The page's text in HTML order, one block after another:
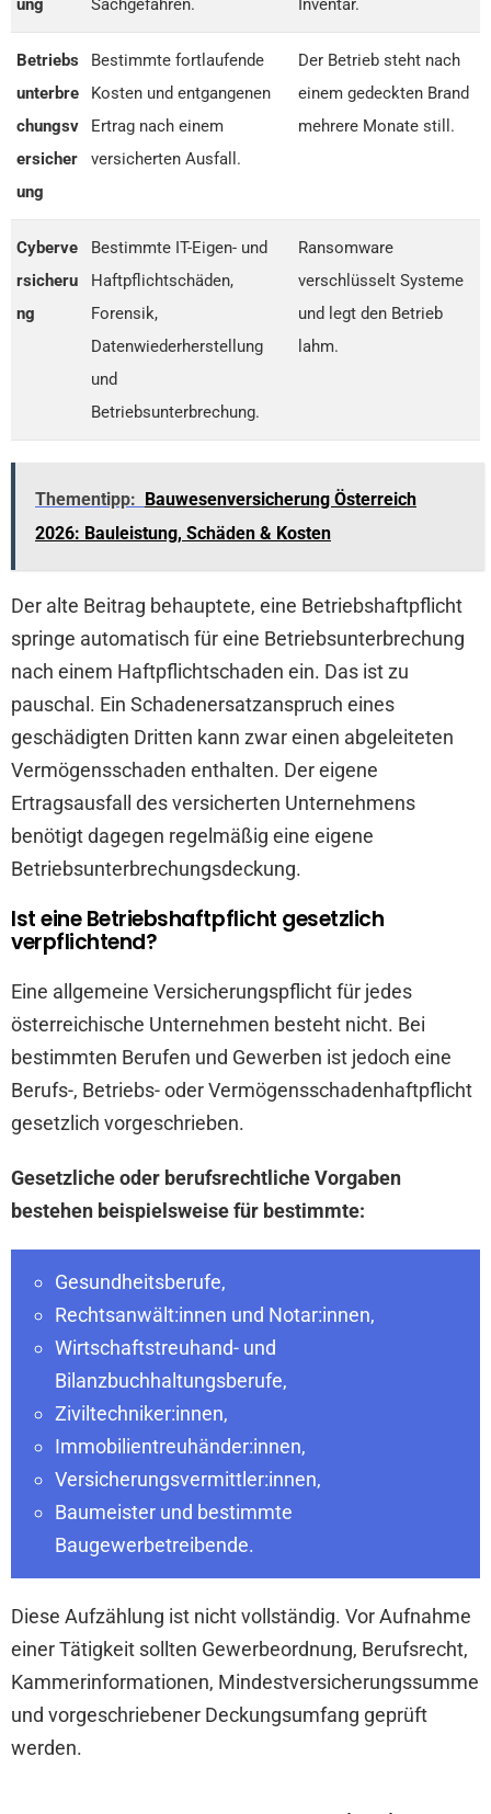
ung
Sachgefahren.
Inventar.
Betriebs
unterbre
chungsv
ersicher
ung
Bestimmte fortlaufende
Kosten und entgangenen
Ertrag nach einem
versicherten Ausfall.
Der Betrieb steht nach
einem gedeckten Brand
mehrere Monate still.
Cyberve
rsicheru
ng
Bestimmte IT-Eigen- und
Haftpflichtschäden,
Forensik,
Datenwiederherstellung
und
Betriebsunterbrechung.
Ransomware
verschlüsselt Systeme
und legt den Betrieb
lahm.
Thementipp: Bauwesenversicherung Österreich
2026: Bauleistung, Schäden & Kosten
Der alte Beitrag behauptete, eine Betriebshaftpflicht
springe automatisch für eine Betriebsunterbrechung
nach einem Haftpflichtschaden ein. Das ist zu
pauschal. Ein Schadenersatzanspruch eines
geschädigten Dritten kann zwar einen abgeleiteten
Vermögensschaden enthalten. Der eigene
Ertragsausfall des versicherten Unternehmens
benötigt dagegen regelmäßig eine eigene
Betriebsunterbrechungsdeckung.
Ist eine Betriebshaftpflicht gesetzlich
verpflichtend?
Eine allgemeine Versicherungspflicht für jedes
österreichische Unternehmen besteht nicht. Bei
bestimmten Berufen und Gewerben ist jedoch eine
Berufs-, Betriebs- oder Vermögensschadenhaftpflicht
gesetzlich vorgeschrieben.
Gesetzliche oder berufsrechtliche Vorgaben
bestehen beispielsweise für bestimmte:
Gesundheitsberufe,
Rechtsanwält:innen und Notar:innen,
Wirtschaftstreuhand- und
Bilanzbuchhaltungsberufe,
Ziviltechniker:innen,
Immobilientreuhänder:innen,
Versicherungsvermittler:innen,
Baumeister und bestimmte
Baugewerbetreibende.
Diese Aufzählung ist nicht vollständig. Vor Aufnahme
einer Tätigkeit sollten Gewerbeordnung, Berufsrecht,
Kammerinformationen, Mindestversicherungssumme
und vorgeschriebener Deckungsumfang geprüft
werden.